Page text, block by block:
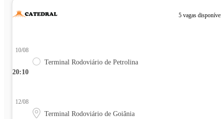
5 vagas
20:10
10/08
Terminal Rodoviário de Petrolina
12/08
Terminal Rodoviário de Goiânia